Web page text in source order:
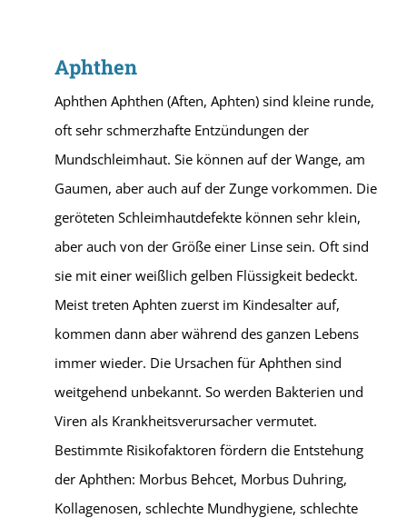
Aphthen
Aphthen Aphthen (Aften, Aphten) sind kleine runde,
oft sehr schmerzhafte Entzündungen der
Mundschleimhaut. Sie können auf der Wange, am
Gaumen, aber auch auf der Zunge vorkommen. Die
geröteten Schleimhautdefekte können sehr klein,
aber auch von der Größe einer Linse sein. Oft sind
sie mit einer weißlich gelben Flüssigkeit bedeckt.
Meist treten Aphten zuerst im Kindesalter auf,
kommen dann aber während des ganzen Lebens
immer wieder. Die Ursachen für Aphthen sind
weitgehend unbekannt. So werden Bakterien und
Viren als Krankheitsverursacher vermutet.
Bestimmte Risikofaktoren fördern die Entstehung
der Aphthen: Morbus Behcet, Morbus Duhring,
Kollagenosen, schlechte Mundhygiene, schlechte